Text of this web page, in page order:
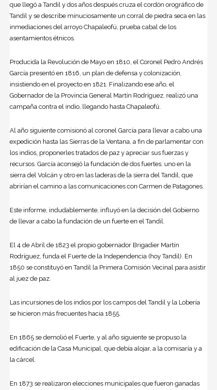
que llegó a Tandil y dos años después cruza el cordón orográfico de
Tandil y se describe minuciosamente un corral de piedra seca en las
inmediaciones del arroyo Chapaleofú, prueba cabal de los
asentamientos étnicos.
Producida la Revolución de Mayo en 1810, el Coronel Pedro Andrés
García presentó en 1816, un plan de defensa y colonización,
insistiendo en el proyecto en 1821. Finalizando ese año, el
Gobernador de la Provincia General Martín Rodríguez, realizó una
campaña contra el indio, llegando hasta Chapaleofú.
Al año siguiente comisionó al coronel García para llevar a cabo una
expedición hasta las Sierras de la Ventana, a fin de parlamentar con
los indios, proponerles tratados de paz y apreciar sus fuerzas y
recursos. García aconsejó la fundación de dos fuertes: uno en la
sierra del Volcán y otro en las laderas de la sierra del Tandil, que
abrirían el camino a las comunicaciones con Carmen de Patagones.
Este informe, indudablemente, influyó en la decisión del Gobierno
de llevar a cabo la fundación de un fuerte en el Tandil.
El 4 de Abril de 1823 el propio gobernador Brigadier Martín
Rodríguez, funda el Fuerte de la Independencia (hoy Tandil). En
1850 se constituyó en Tandil la Primera Comisión Vecinal para asistir
al juez de paz.
Las incursiones de los indios por los campos del Tandil y la Lobería
se hicieron más frecuentes hacia 1855.
En 1865 se demolió el Fuerte, y al año siguiente se propuso la
edificación de la Casa Municipal, que debía alojar, a la comisaría y a
la cárcel.
En 1873 se realizaron elecciones municipales que fueron ganadas